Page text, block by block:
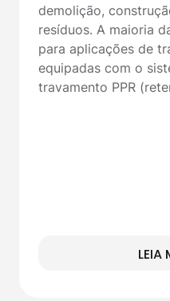
demolição,
resíduos. A maioria
para aplicações de
equipadas com o
travamento PPR
LEIA